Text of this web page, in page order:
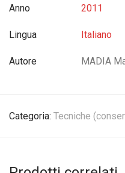
Anno 2011
Lingua Italiano
Autore MADIA
Categoria: Tecniche